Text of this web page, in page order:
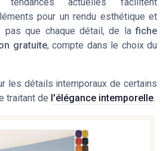
pour un rendu esthétique et
pas que chaque détail, de lafiche
gratuite, compte dans le choix du
les détails intemporaux de certains
traitant de l'élégance intemporelle.